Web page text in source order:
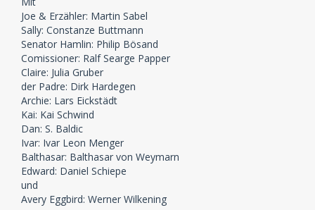
Joe & Erzähler: Martin Sabel
Sally: Constanze Buttmann
Senator Hamlin: Philip Bösand
Comissioner: Ralf Searge Papper
Claire: Julia Gruber
der Padre: Dirk Hardegen
Archie: Lars Eickstädt
Kai: Kai Schwind
Dan: S. Baldic
Ivar: Ivar Leon Menger
Balthasar: Balthasar von Weymarn
Edward: Daniel Schiepe
und
Avery Eggbird: Werner Wilkening